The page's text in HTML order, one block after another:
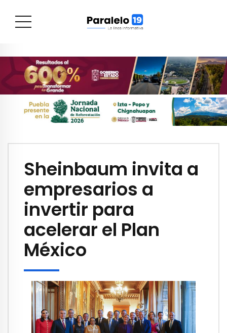
Sheinbaum invita a
empresarios a
invertir para
acelerar el Plan
México